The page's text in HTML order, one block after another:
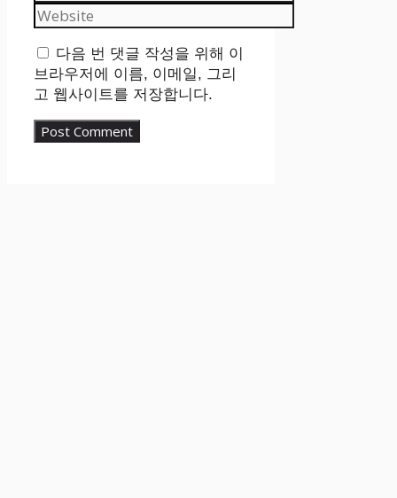
Website
다음 번 댓글 작성을 위해 이
브라우저에 이름, 이메일, 그리
고 웹사이트를 저장합니다.